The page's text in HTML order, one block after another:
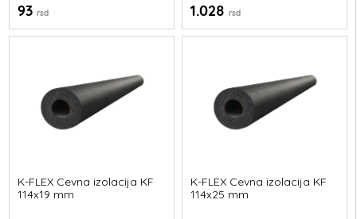
93rsd 1.028 rsd
K-FLEX Cevna izolacija KF
114x19 mm
K-FLEX Cevna izolacija KF
114x25 mm